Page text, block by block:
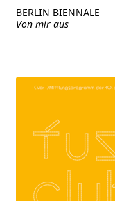
BERLIN BIENNALE
Von mir aus